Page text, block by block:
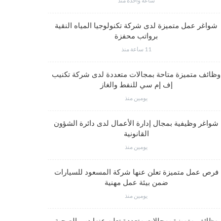
شواغر عمل متميزة لدى شركة تكنولوجيا المياه النقية
برواتب محفزة
11 ساعة منذ
وظائف متميزة متاحة بمجالات متعددة لدى شركة تكنيب
إف إم سي للنفط والغاز
يومين منذ
شواغر وظيفية بمجال إدارة الأعمال لدى دائرة الشؤون
القانونية
يومين منذ
فرص عمل متميزة تعلن عنها شركة المسعود للسيارات
ضمن بيئة عمل مهنية
يومين منذ